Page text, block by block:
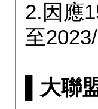
2.因應
至
▌大聯